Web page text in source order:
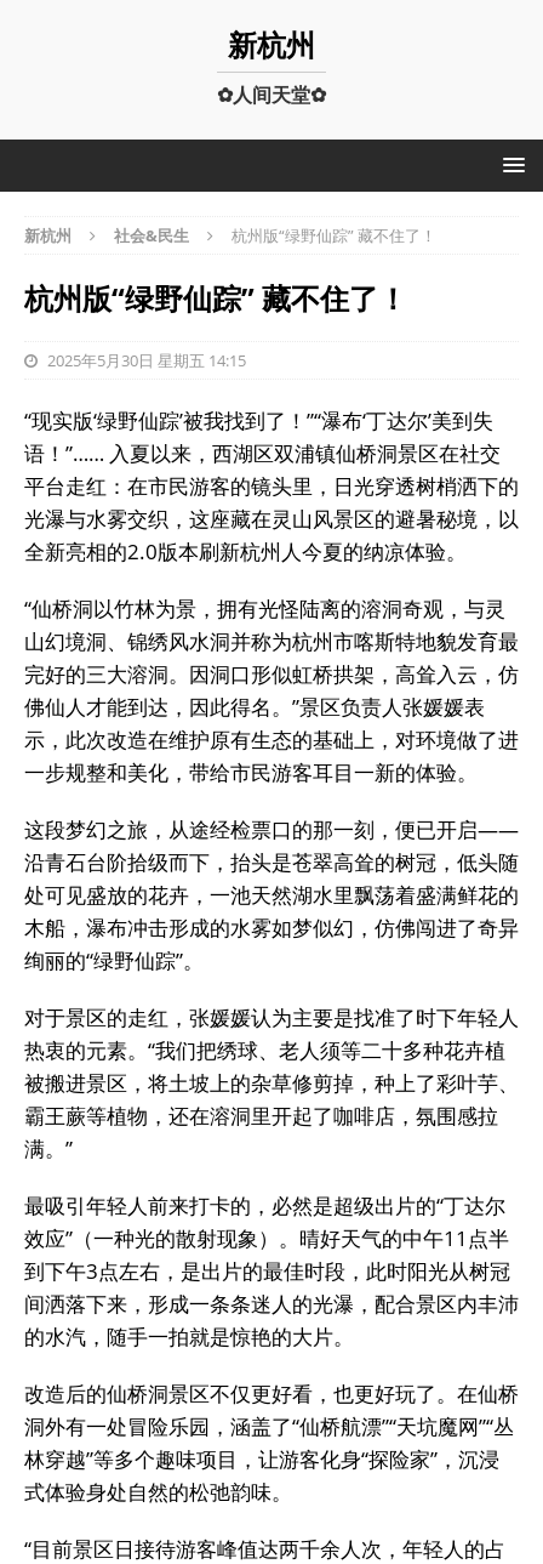
新杭州
✿人间天堂✿
新杭州 社会&民生 杭州版“绿野仙踪” 藏不住了！
杭州版“绿野仙踪” 藏不住了！
2025年5月30日 星期五 14:15
“现实版‘绿野仙踪’被我找到了！”“瀑布‘丁达尔’美到失
语！”…… 入夏以来，西湖区双浦镇仙桥洞景区在社交
平台走红：在市民游客的镜头里，日光穿透树梢洒下的
光瀑与水雾交织，这座藏在灵山风景区的避暑秘境，以
全新亮相的2.0版本刷新杭州人今夏的纳凉体验。
“仙桥洞以竹林为景，拥有光怪陆离的溶洞奇观，与灵
山幻境洞、锦绣风水洞并称为杭州市喀斯特地貌发育最
完好的三大溶洞。因洞口形似虹桥拱架，高耸入云，仿
佛仙人才能到达，因此得名。”景区负责人张媛媛表
示，此次改造在维护原有生态的基础上，对环境做了进
一步规整和美化，带给市民游客耳目一新的体验。
这段梦幻之旅，从途经检票口的那一刻，便已开启——
沿青石台阶拾级而下，抬头是苍翠高耸的树冠，低头随
处可见盛放的花卉，一池天然湖水里飘荡着盛满鲜花的
木船，瀑布冲击形成的水雾如梦似幻，仿佛闯进了奇异
绚丽的“绿野仙踪”。
对于景区的走红，张媛媛认为主要是找准了时下年轻人
热衷的元素。“我们把绣球、老人须等二十多种花卉植
被搬进景区，将土坡上的杂草修剪掉，种上了彩叶芋、
霸王蕨等植物，还在溶洞里开起了咖啡店，氛围感拉
满。”
最吸引年轻人前来打卡的，必然是超级出片的“丁达尔
效应”（一种光的散射现象）。晴好天气的中午11点半
到下午3点左右，是出片的最佳时段，此时阳光从树冠
间洒落下来，形成一条条迷人的光瀑，配合景区内丰沛
的水汽，随手一拍就是惊艳的大片。
改造后的仙桥洞景区不仅更好看，也更好玩了。在仙桥
洞外有一处冒险乐园，涵盖了“仙桥航漂”“天坑魔网”“丛
林穿越”等多个趣味项目，让游客化身“探险家”，沉浸
式体验身处自然的松弛韵味。
“目前景区日接待游客峰值达两千余人次，年轻人的占